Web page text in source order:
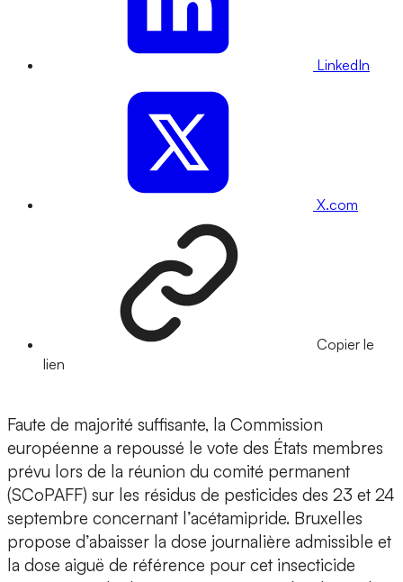
LinkedIn
X.com
Copier le
lien
Faute de majorité suffisante, la Commission
européenne a repoussé le vote des États membres
prévu lors de la réunion du comité permanent
(SCoPAFF) sur les résidus de pesticides des 23 et 24
septembre concernant l’acétamipride. Bruxelles
propose d’abaisser la dose journalière admissible et
la dose aiguë de référence pour cet insecticide